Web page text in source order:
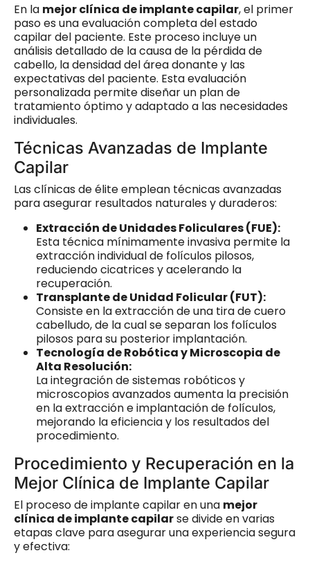
En la mejor clínica de implante capilar, el primer
paso es una evaluación completa del estado
capilar del paciente. Este proceso incluye un
análisis detallado de la causa de la pérdida de
cabello, la densidad del área donante y las
expectativas del paciente. Esta evaluación
personalizada permite diseñar un plan de
tratamiento óptimo y adaptado a las necesidades
individuales.
Técnicas Avanzadas de Implante
Capilar
Las clínicas de élite emplean técnicas avanzadas
para asegurar resultados naturales y duraderos:
Extracción de Unidades Foliculares (FUE):
Esta técnica mínimamente invasiva permite la
extracción individual de folículos pilosos,
reduciendo cicatrices y acelerando la
recuperación.
Transplante de Unidad Folicular (FUT):
Consiste en la extracción de una tira de cuero
cabelludo, de la cual se separan los folículos
pilosos para su posterior implantación.
Tecnología de Robótica y Microscopia de
Alta Resolución:
La integración de sistemas robóticos y
microscopios avanzados aumenta la precisión
en la extracción e implantación de folículos,
mejorando la eficiencia y los resultados del
procedimiento.
Procedimiento y Recuperación en la
Mejor Clínica de Implante Capilar
El proceso de implante capilar en una mejor
clínica de implante capilarse divide en varias
etapas clave para asegurar una experiencia segura
y efectiva: